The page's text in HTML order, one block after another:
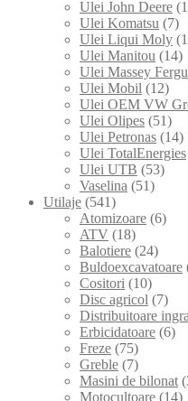
Ulei John Deere
Ulei Komatsu (7)
Ulei Liqui Moly
Ulei Manitou (14)
Ulei Massey
Ulei Mobil (12)
Ulei OEM VW
Ulei Olipes (51)
Ulei Petronas (14)
Ulei TotalEnergies
Ulei UTB (53)
Vaselina (51)
Utilaje (541)
Atomizoare (6)
ATV (18)
Balotiere (24)
Buldoexcavatoare
Cositori (10)
Disc agricol (7)
Distribuitoare
Erbicidatoare (6)
Freze (75)
Greble (7)
Masini de bilonat
Motocultoare (14)